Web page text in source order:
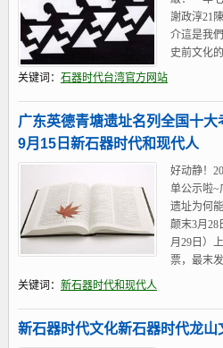
謝政淳21
介這是我
史前文化
关键词： 石器时代台湾官方网站
广东英德青塘遗址名列全国十
9月15日新石器时代和现代人
好动静！
单公示啦~
遗址为何
颠末3月28
月29日）
票，最末
关键词： 新石器时代和现代人
新石器时代文化新石器时代龙山